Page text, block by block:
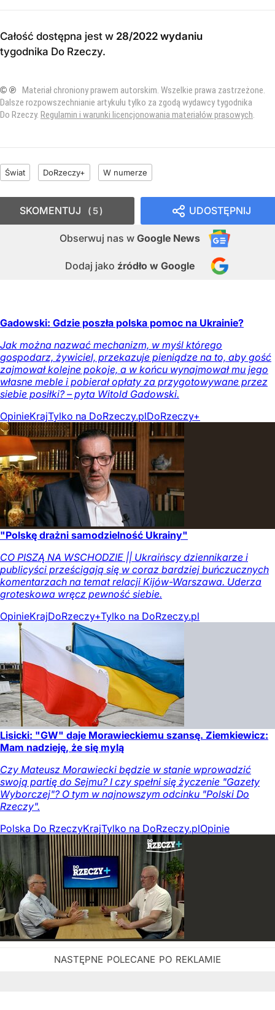
Całość dostępna jest w 28/2022 wydaniu
tygodnika Do Rzeczy.
© ℗ Materiał chroniony prawem autorskim. Wszelkie prawa zastrzeżone.
Dalsze rozpowszechnianie artykułu tylko za zgodą wydawcy tygodnika
Do Rzeczy. Regulamin i warunki licencjonowania materiałów prasowych
Świat DoRzeczy+ W numerze
UDOSTĘPNIJ
Obserwuj nas w Google News
Dodaj jako źródło w Google
SKOMENTUJ 5
Gadowski: Gdzie poszła polska pomoc na Ukrainie?
Jak można nazwać mechanizm, w myśl którego
gospodarz, żywiciel, przekazuje pieniądze na to, aby gość
zajmował kolejne pokoje, a w końcu wynajmował mu jego
własne meble i pobierał opłaty za przygotowywane przez
siebie posiłki? – pyta Witold Gadowski.
OpinieKrajTylko na DoRzeczy.plDoRzeczy+
"Polskę drażni samodzielność Ukrainy"
CO PISZĄ NA WSCHODZIE || Ukraińscy dziennikarze i
publicyści prześcigają się w coraz bardziej buńczucznych
komentarzach na temat relacji Kijów-Warszawa. Uderza
groteskowa wręcz pewność siebie.
OpinieKrajDoRzeczy+Tylko na DoRzeczy.pl
Lisicki: "GW" daje Morawieckiemu szansę. Ziemkiewicz:
Mam nadzieję, że się mylą
Czy Mateusz Morawiecki będzie w stanie wprowadzić
swoją partię do Sejmu? I czy spełni się życzenie "Gazety
Wyborczej"? O tym w najnowszym odcinku "Polski Do
Rzeczy".
Polska Do RzeczyKrajTylko na DoRzeczy.plOpinie